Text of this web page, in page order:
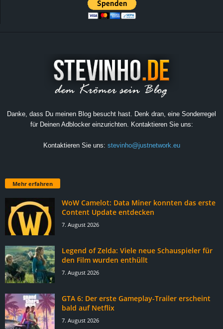
Danke, dass Du meinen Blog besucht hast. Denk dran, eine Sonderregel
für Deinen Adblocker einzurichten. Kontaktieren Sie uns:
Kontaktieren Sie uns: stevinho@justnetwork.eu
Mehr erfahren
WoW Camelot: Data Miner konnten das erste
Content Update entdecken
7. August 2026
Legend of Zelda: Viele neue Schauspieler für
den Film wurden enthüllt
7. August 2026
GTA 6: Der erste Gameplay-Trailer erscheint
bald auf Netflix
7. August 2026